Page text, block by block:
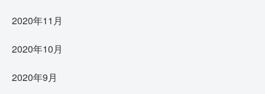
2020年11月
2020年10月
2020年9月